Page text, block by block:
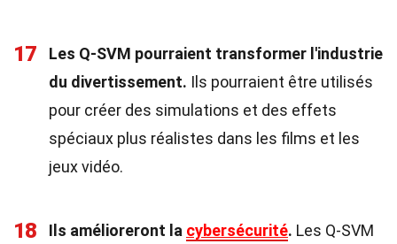
17
Les Q-SVM pourraient transformer l'industrie
du divertissement. Ils pourraient être utilisés
pour créer des simulations et des effets
spéciaux plus réalistes dans les films et les
jeux vidéo.
18 Ils amélioreront la cybersécurité. Les Q-SVM